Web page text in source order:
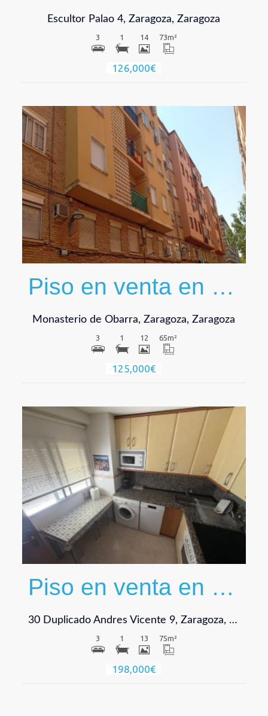
Escultor Palao 4, Zaragoza, Zaragoza
3 1 14 73m²
126,000€
Ver
Piso en venta en Calle Monasterio de Obarra
Monasterio de Obarra, Zaragoza, Zaragoza
3 1 12 65m²
125,000€
Ver
Piso en venta en Vicente, Andres (mosen)
30 Duplicado Andres Vicente 9, Zaragoza, Piso en venta en Vic
3 1 13 75m²
198,000€